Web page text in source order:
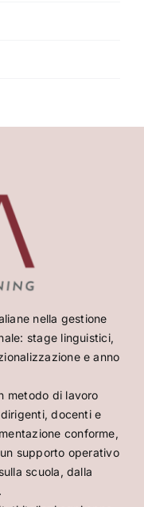
nella gestione
stage linguistici,
e anno
metodo di lavoro
docenti e
conforme,
supporto operativo
scuola, dalla